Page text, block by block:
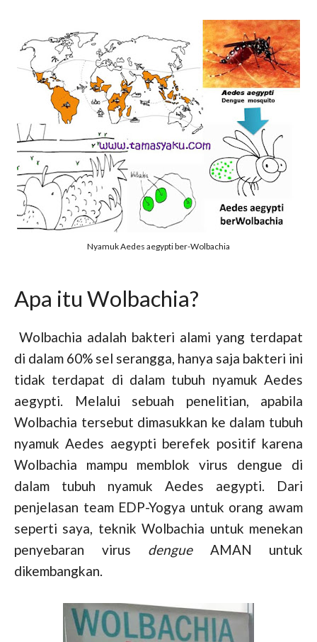
Nyamuk Aedes aegypti ber-Wolbachia
Apa itu Wolbachia?
Wolbachia adalah bakteri alami yang terdapat
di dalam 60% sel serangga, hanya saja bakteri ini
tidak terdapat di dalam tubuh nyamuk Aedes
aegypti. Melalui sebuah penelitian, apabila
Wolbachia tersebut dimasukkan ke dalam tubuh
nyamuk Aedes aegypti berefek positif karena
Wolbachia mampu memblok virus dengue di
dalam tubuh nyamuk Aedes aegypti. Dari
penjelasan team EDP-Yogya untuk orang awam
seperti saya, teknik Wolbachia untuk menekan
penyebaran virus dengueAMAN untuk
dikembangkan.